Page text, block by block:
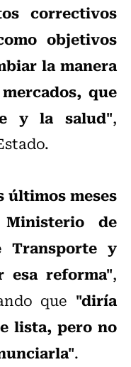
correctivos
objetivos
la manera
que
y la salud",
últimos meses
de
Transporte y
esa reforma",
que "diría
lista, pero no
.